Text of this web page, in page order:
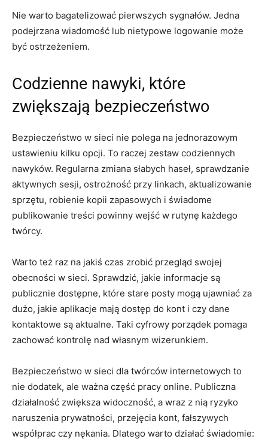
Nie warto bagatelizować pierwszych sygnałów. Jedna
podejrzana wiadomość lub nietypowe logowanie może
być ostrzeżeniem.
Codzienne nawyki, które
zwiększają bezpieczeństwo
Bezpieczeństwo w sieci nie polega na jednorazowym
ustawieniu kilku opcji. To raczej zestaw codziennych
nawyków. Regularna zmiana słabych haseł, sprawdzanie
aktywnych sesji, ostrożność przy linkach, aktualizowanie
sprzętu, robienie kopii zapasowych i świadome
publikowanie treści powinny wejść w rutynę każdego
twórcy.
Warto też raz na jakiś czas zrobić przegląd swojej
obecności w sieci. Sprawdzić, jakie informacje są
publicznie dostępne, które stare posty mogą ujawniać za
dużo, jakie aplikacje mają dostęp do kont i czy dane
kontaktowe są aktualne. Taki cyfrowy porządek pomaga
zachować kontrolę nad własnym wizerunkiem.
Bezpieczeństwo w sieci dla twórców internetowych to
nie dodatek, ale ważna część pracy online. Publiczna
działalność zwiększa widoczność, a wraz z nią ryzyko
naruszenia prywatności, przejęcia kont, fałszywych
współprac czy nękania. Dlatego warto działać świadomie: